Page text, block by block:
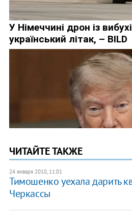
ЧИТАЙТЕ ТАКЖЕ
24 января 2010, 11:01
Тимошенко уехала дарить
Черкассы